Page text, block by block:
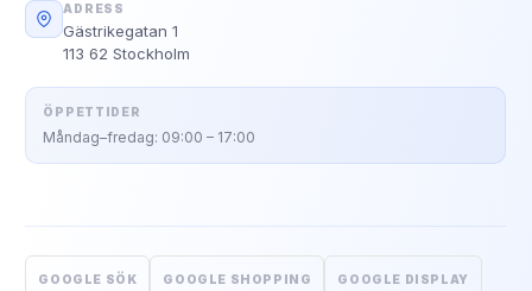
ADRESS
Gästrikegatan 1
113 62 Stockholm
ÖPPETTIDER
Måndag–fredag: 09:00 – 17:00
GOOGLE SÖK GOOGLE SHOPPING GOOGLE DISPLAY